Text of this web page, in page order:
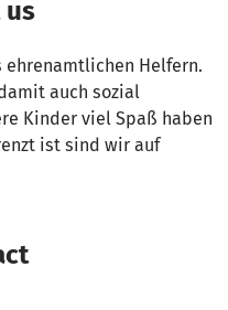
us
ehrenamtlichen Helfern.
auch sozial
Kinder viel Spaß haben
ist sind wir auf